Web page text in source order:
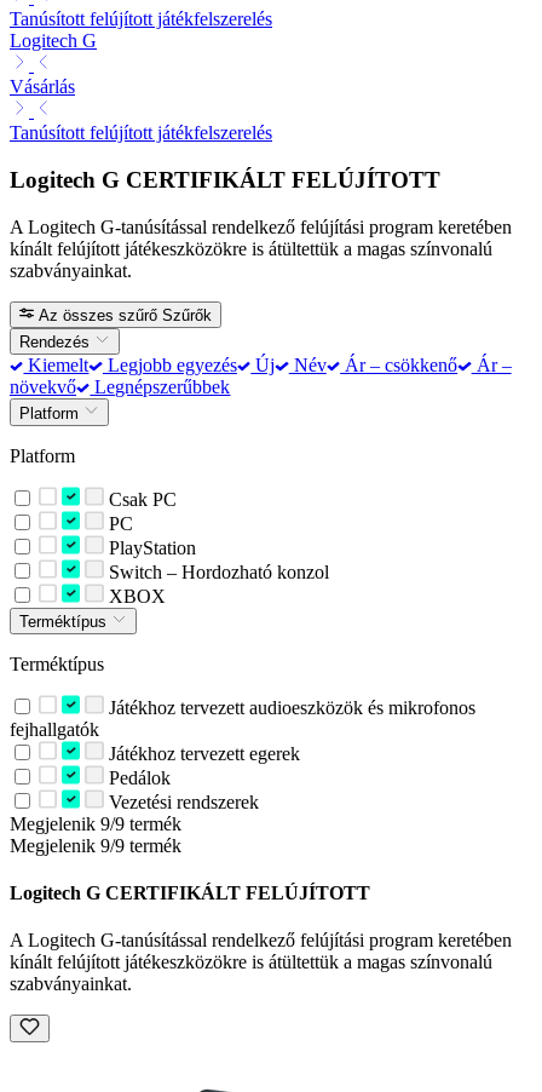
Tanúsított felújított játékfelszerelés
Logitech G
Vásárlás
Tanúsított felújított játékfelszerelés
Logitech G CERTIFIKÁLT FELÚJÍTOTT
A Logitech G-tanúsítással rendelkező felújítási program keretében
kínált felújított játékeszközökre is átültettük a magas színvonalú
szabványainkat.
Az összes szűrő Szűrők
Rendezés
Kiemelt Legjobb egyezés Új Név Ár – csökkenő
Ár –
növekvő
Legnépszerűbbek
Platform
Platform
Csak PC
PC
PlayStation
Switch – Hordozható konzol
XBOX
Terméktípus
Terméktípus
Játékhoz tervezett audioeszközök és mikrofonos
fejhallgatók
Játékhoz tervezett egerek
Pedálok
Vezetési rendszerek
Megjelenik 9/9 termék
Megjelenik 9/9 termék
Logitech G CERTIFIKÁLT FELÚJÍTOTT
A Logitech G-tanúsítással rendelkező felújítási program keretében
kínált felújított játékeszközökre is átültettük a magas színvonalú
szabványainkat.